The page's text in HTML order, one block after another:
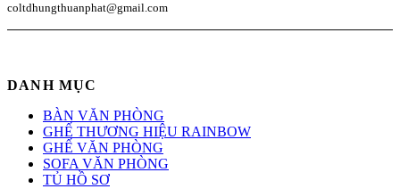
coltdhungthuanphat@gmail.com
DANH MỤC
BÀN VĂN PHÒNG
GHẾ THƯƠNG HIỆU RAINBOW
GHẾ VĂN PHÒNG
SOFA VĂN PHÒNG
TỦ HỒ SƠ